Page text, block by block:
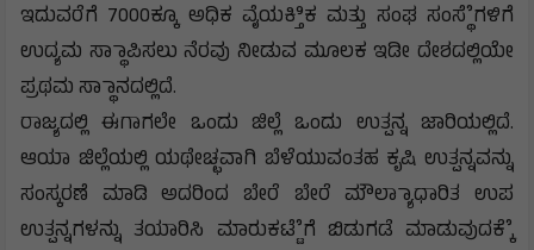
ಇದುವರೆಗೆ 7000ಕ್ಕೂ ಅಧಿಕ ವೈಯಕ್ತಿಿಕ ಮತ್ತು ಸಂಘ ಸಂಸ್ಥೆೆಗಳಿಗೆ
ಉದ್ಯಮ ಸ್ಥಾಾಪಿಸಲು ನೆರವು ನೀಡುವ ಮೂಲಕ ಇಡೀ ದೇಶದಲ್ಲಿಯೇ
ಪ್ರಥಮ ಸ್ಥಾಾನದಲ್ಲಿದೆ.
ರಾಜ್ಯದಲ್ಲಿ ಈಗಾಗಲೇ ಒಂದು ಜಿಲ್ಲೆ ಒಂದು ಉತ್ಪನ್ನ ಜಾರಿಯಲ್ಲಿದೆ.
ಆಯಾ ಜಿಲ್ಲೆಯಲ್ಲಿ ಯಥೇಚ್ಛವಾಗಿ ಬೆಳೆಯುವಂತಹ ಕೃಷಿ ಉತ್ಪನ್ನವನ್ನು
ಸಂಸ್ಕರಣೆ ಮಾಡಿ ಅದರಿಂದ ಬೇರೆ ಬೇರೆ ಮೌಲ್ಯಾಾಧಾರಿತ ಉಪ
ಉತ್ಪನ್ನಗಳನ್ನು ತಯಾರಿಸಿ ಮಾರುಕಟ್ಟೆೆಗೆ ಬಿಡುಗಡೆ ಮಾಡುವುದಕ್ಕೆೆ